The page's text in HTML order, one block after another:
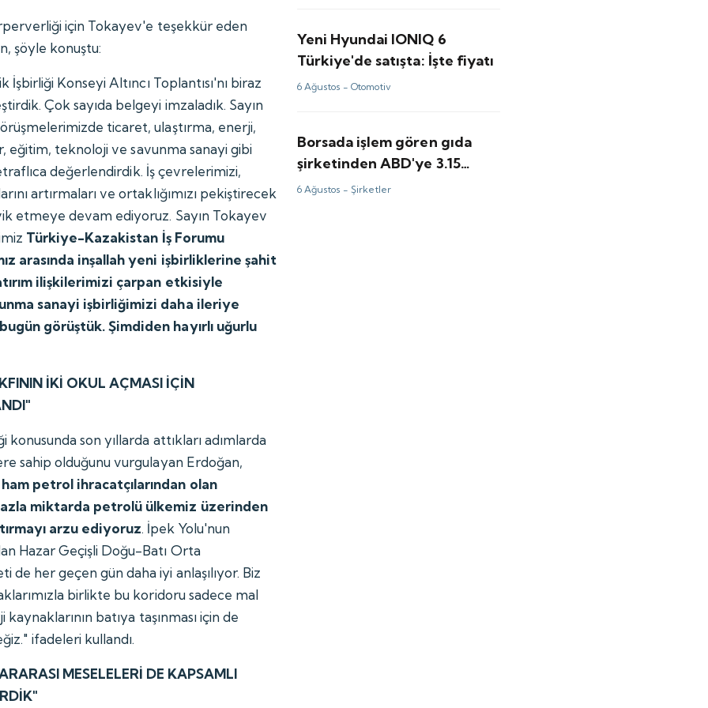
için Tokayev'e teşekkür eden
şöyle konuştu:
Konseyi Altıncı Toplantısı'nı biraz
Çok sayıda belgeyi imzaladık. Sayın
ticaret, ulaştırma, enerji,
eğitim, teknoloji ve savunma sanayi gibi
değerlendirdik. İş çevrelerimizi,
artırmaları ve ortaklığımızı pekiştirecek
etmeye devam ediyoruz. Sayın Tokayev
Türkiye-Kazakistan İş Forumu
arasında inşallah yeni işbirliklerine şahit
ilişkilerimizi çarpan etkisiyle
sanayi işbirliğimizi daha ileriye
görüştük. Şimdiden hayırlı uğurlu
İKİ OKUL AÇMASI İÇİN
son yıllarda attıkları adımlarda
sahip olduğunu vurgulayan Erdoğan,
petrol ihracatçılarından olan
miktarda petrolü ülkemiz üzerinden
arzu ediyoruz. İpek Yolu'nun
Hazar Geçişli Doğu-Batı Orta
her geçen gün daha iyi anlaşılıyor. Biz
birlikte bu koridoru sadece mal
batıya taşınması için de
ifadeleri kullandı.
MESELELERİ DE KAPSAMLI
Yeni Hyundai IONIQ 6
Türkiye'de satışta: İşte fiyatı
6 Ağustos -Otomotiv
Borsada işlem gören gıda
şirketinden ABD'ye 3.15
milyon dolarlık satış
6 Ağustos - Şirketler